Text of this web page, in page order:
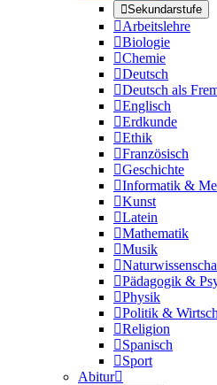
Sekundarstufe
Arbeitslehre
Biologie
Chemie
Deutsch
Deutsch als
Englisch
Erdkunde
Ethik
Französisch
Geschichte
Informatik &
Kunst
Latein
Mathematik
Musik

Pädagogik &
Physik
Politik &
Religion
Spanisch
Sport
Abitur